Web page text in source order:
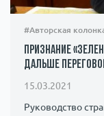
#Авторская
Признание
дальше
15.03.2021
Руководство